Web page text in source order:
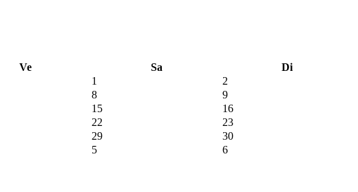
Ve Sa
Di
1
2
8
9
15
16
22
23
29
30
5
6